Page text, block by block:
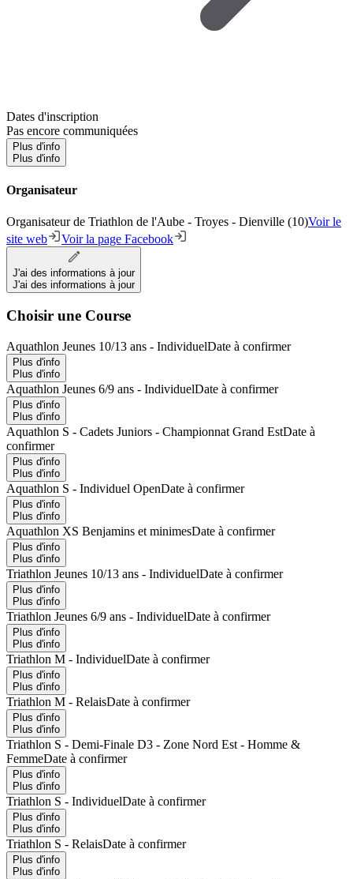
Dates d'inscription
Pas encore communiquées
Plus d'info
Plus d'info
Organisateur
Organisateur de Triathlon de l'Aube - Troyes - Dienville (10)Voir le
site web
Voir la page Facebook
J'ai des informations à jour
J'ai des informations à jour
Choisir une Course
Aquathlon Jeunes 10/13 ans - IndividuelDate à confirmer
Plus d'info
Plus d'info
Aquathlon Jeunes 6/9 ans - IndividuelDate à confirmer
Plus d'info
Plus d'info
Aquathlon S - Cadets Juniors - Championnat Grand EstDate à
confirmer
Plus d'info
Plus d'info
Aquathlon S - Individuel OpenDate à confirmer
Plus d'info
Plus d'info
Aquathlon XS Benjamins et minimesDate à confirmer
Plus d'info
Plus d'info
Triathlon Jeunes 10/13 ans - IndividuelDate à confirmer
Plus d'info
Plus d'info
Triathlon Jeunes 6/9 ans - IndividuelDate à confirmer
Plus d'info
Plus d'info
Triathlon M - IndividuelDate à confirmer
Plus d'info
Plus d'info
Triathlon M - RelaisDate à confirmer
Plus d'info
Plus d'info
Triathlon S - Demi-Finale D3 - Zone Nord Est - Homme &
FemmeDate à confirmer
Plus d'info
Plus d'info
Triathlon S - IndividuelDate à confirmer
Plus d'info
Plus d'info
Triathlon S - RelaisDate à confirmer
Plus d'info
Plus d'info